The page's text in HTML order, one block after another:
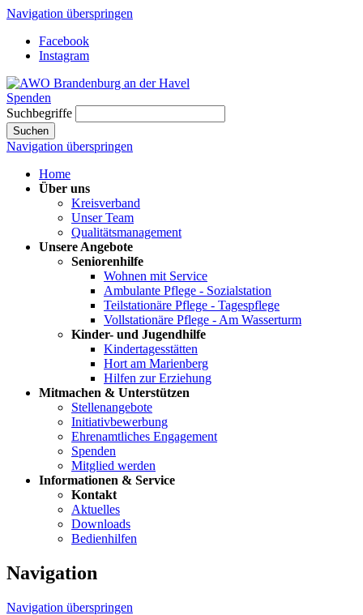
Navigation überspringen
Facebook
Instagram
Spenden
Suchbegriffe
Suchen
Navigation überspringen
Home
Über uns
Kreisverband
Unser Team
Qualitätsmanagement
Unsere Angebote
Seniorenhilfe
Wohnen mit Service
Ambulante Pflege - Sozialstation
Teilstationäre Pflege - Tagespflege
Vollstationäre Pflege - Am Wasserturm
Kinder- und Jugendhilfe
Kindertagesstätten
Hort am Marienberg
Hilfen zur Erziehung
Mitmachen & Unterstützen
Stellenangebote
Initiativbewerbung
Ehrenamtliches Engagement
Spenden
Mitglied werden
Informationen & Service
Kontakt
Aktuelles
Downloads
Bedienhilfen
Navigation
Navigation überspringen